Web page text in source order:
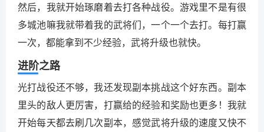
然后，我就开始琢磨着去打各种战役。游戏里不是有很
多城池嘛我就带着我的武将们，一个一个去打。每打赢
一次，都能拿到不少经验，武将升级也就快。
进阶之路
光打战役还不够，我还发现副本挑战这个好东西。副本
里头的敌人更厉害，打赢给的经验和奖励也更多！我就
开始每天都去刷几次副本，感觉武将升级的速度又快不